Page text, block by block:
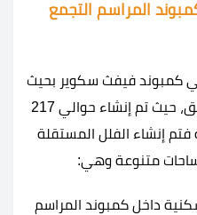
المراسم التجمع
كمبوند فيفث سكوير بحيث
تكون 70% منها عبارة عن شقق، حيث تم إنشاء حوالي 217
30% الباقية فتم إنشاء الفلل المستقلة
متنوعة وهي:
داخل كمبوند المراسم